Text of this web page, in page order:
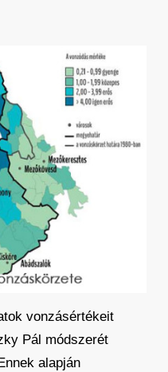
vonzásértékeit
Pál módszerét
alapján